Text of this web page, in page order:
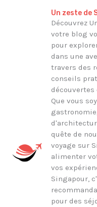
Un zeste de
Découvrez
votre blog
pour
dans une
travers des
conseils
Que vous
quête de
voyage sur
alimenter
vos
Singapour,
pour des
Rechercher